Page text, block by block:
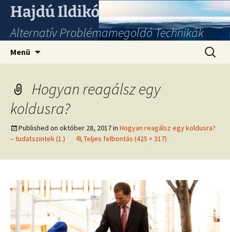
Hajdú Ildikó
Alternatív Problémamegoldó Technikák
Menü
Hogyan reagálsz egy
koldusra?
Published on október 28, 2017in Hogyan reagálsz egy koldusra?
– tudatszintek (1.)
Teljes felbontás (425 × 317)